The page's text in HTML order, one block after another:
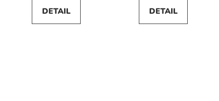
DETAIL DETAIL